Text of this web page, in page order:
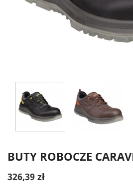
BUTY ROBOCZE
326,39 zł